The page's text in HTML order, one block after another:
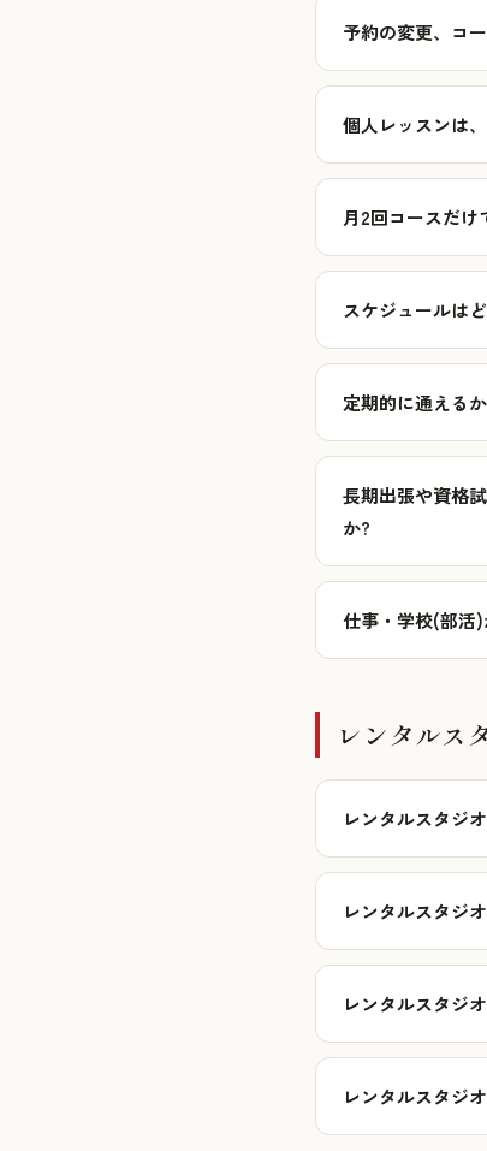
予約の変更、コ
個人レッスンは
月2回コースだ
スケジュールは
定期的に通えるか
長期出張や資格
か?
仕事・学校(部活
レンタルス
レンタルスタジ
レンタルスタジ
レンタルスタジ
レンタルスタジ